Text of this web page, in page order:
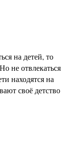
на детей, то
не отвлекаться
находятся на
своё детство